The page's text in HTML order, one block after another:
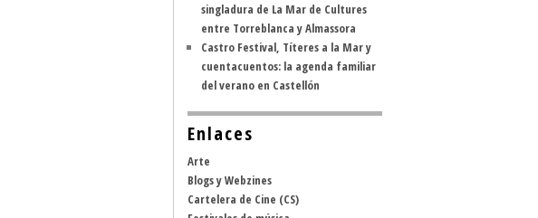
singladura de La Mar de Cultures
entre Torreblanca y Almassora
Castro Festival, Títeres a la Mar y
cuentacuentos: la agenda familiar
del verano en Castellón
Enlaces
Arte
Blogs y Webzines
Cartelera de Cine (CS)